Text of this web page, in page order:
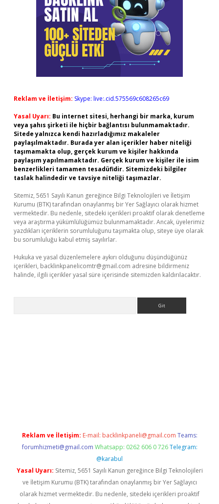
Reklam ve İletişim: Skype: live:.cid.575569c608265c69
Yasal Uyarı: Bu internet sitesi, herhangi bir marka, kurum
veya şahıs şirketi ile hiçbir bağlantısı bulunmamaktadır.
Sitede yalnızca kendi hazırladığımız makaleler
paylaşılmaktadır. Burada yer alan içerikler haber niteliği
taşımamakta olup, gerçek kurum ve kişiler hakkında
paylaşım yapılmamaktadır. Gerçek kurum ve kişiler ile isim
benzerlikleri tamamen tesadüfidir. Sitemizdeki bilgiler
taslak halindedir ve tavsiye niteliği taşımazlar.
Sitemiz, 5651 Sayılı Kanun gereğince Bilgi Teknolojileri ve İletişim
Kurumu (BTK) tarafından onaylanmış bir Yer Sağlayıcı olarak hizmet
vermektedir. Bu nedenle, sitedeki içerikleri proaktif olarak denetleme
veya araştırma yükümlülüğümüz bulunmamaktadır. Ancak, üyelerimiz
yazdıkları içeriklerin sorumluluğunu taşımakta olup, siteye üye olarak
bu sorumluluğu kabul etmiş sayılırlar.
Hukuka ve yasal düzenlemelere aykırı olduğunu düşündüğünüz
içerikleri, backlinkpanelicomtr@gmail.com adresine bildirmeniz
halinde, ilgili içerikler yasal süre içerisinde sitemizden kaldırılacaktır.
Reklam ve İletişim: E-mail: backlinkpaneli@gmail.com Teams:
forumhizmeti@gmail.com Whatsapp: 0262 606 0 726 Telegram:
@karabul
Yasal Uyarı: Sitemiz, 5651 Sayılı Kanun gereğince Bilgi Teknolojileri
ve İletişim Kurumu (BTK) tarafından onaylanmış bir Yer Sağlayıcı
olarak hizmet vermektedir. Bu nedenle, sitedeki içerikleri proaktif